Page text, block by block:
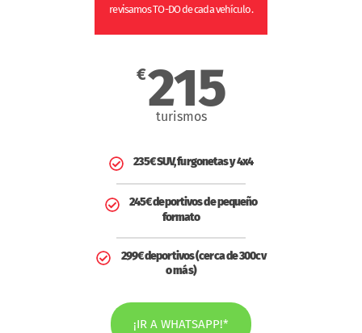
revisamos TO-DO de cada vehículo.
€215
turismos
235€ SUV, furgonetas y 4x4
245€ deportivos de pequeño
formato
299€ deportivos (cerca de 300cv
o más)
¡IR A WHATSAPP!*